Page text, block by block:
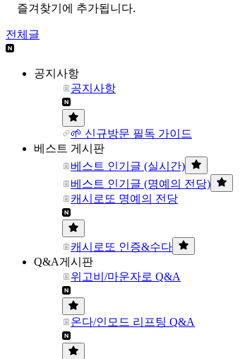
즐겨찾기에 추가됩니다.
전체글
공지사항
공지사항
🌱 신규방문 필독 가이드
베스트 게시판
베스트 인기글 (실시간)
베스트 인기글 (명예의 전당)
캐시로또 명예의 전당
캐시로또 인증&수다
Q&A게시판
위고비/마운자로 Q&A
온다/인모드 리프팅 Q&A